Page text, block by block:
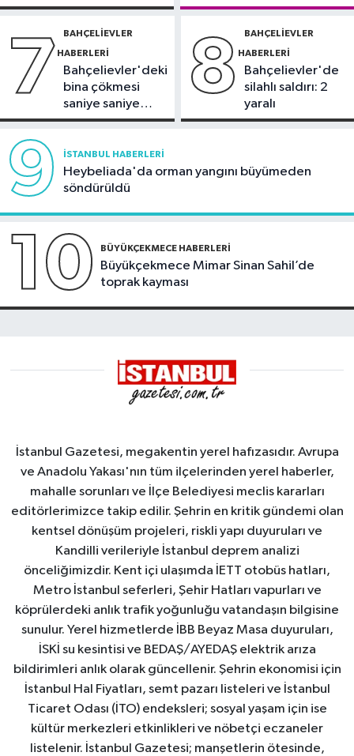
kavga
7 BAHÇELIEVLER
HABERLERI
Bahçelievler'deki
bina çökmesi
saniye saniye
görüntülendi
8 BAHÇELIEVLER
HABERLERI
Bahçelievler'de
silahlı saldırı: 2
yaralı
9 İSTANBUL HABERLERI
Heybeliada'da orman yangını büyümeden
söndürüldü
10 BÜYÜKÇEKMECE HABERLERI
Büyükçekmece Mimar Sinan Sahil’de
toprak kayması
İstanbul Gazetesi, megakentin yerel hafızasıdır. Avrupa
ve Anadolu Yakası'nın tüm ilçelerinden yerel haberler,
mahalle sorunları ve İlçe Belediyesi meclis kararları
editörlerimizce takip edilir. Şehrin en kritik gündemi olan
kentsel dönüşüm projeleri, riskli yapı duyuruları ve
Kandilli verileriyle İstanbul deprem analizi
önceliğimizdir. Kent içi ulaşımda İETT otobüs hatları,
Metro İstanbul seferleri, Şehir Hatları vapurları ve
köprülerdeki anlık trafik yoğunluğu vatandaşın bilgisine
sunulur. Yerel hizmetlerde İBB Beyaz Masa duyuruları,
İSKİ su kesintisi ve BEDAŞ/AYEDAŞ elektrik arıza
bildirimleri anlık olarak güncellenir. Şehrin ekonomisi için
İstanbul Hal Fiyatları, semt pazarı listeleri ve İstanbul
Ticaret Odası (İTO) endeksleri; sosyal yaşam için ise
kültür merkezleri etkinlikleri ve nöbetçi eczaneler
listelenir. İstanbul Gazetesi; manşetlerin ötesinde,